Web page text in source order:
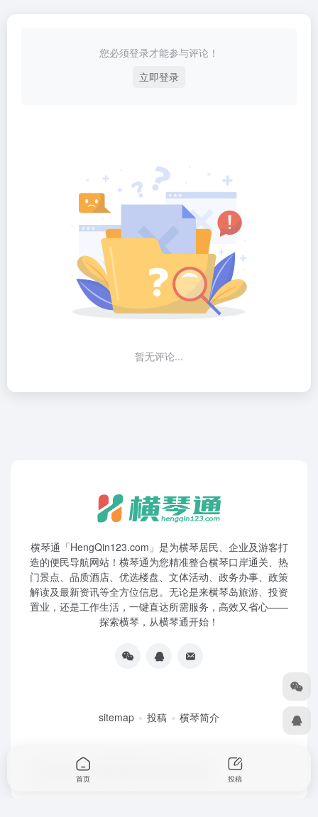
您必须登录才能参与评论！
立即登录
暂无评论...
横琴通「HengQin123.com」是为横琴居民、企业及游客打
造的便民导航网站！横琴通为您精准整合横琴口岸通关、热
门景点、品质酒店、优选楼盘、文体活动、政务办事、政策
解读及最新资讯等全方位信息。无论是来横琴岛旅游、投资
置业，还是工作生活，一键直达所需服务，高效又省心——
探索横琴，从横琴通开始！
sitemap 投稿 横琴简介
Copyright © 2026
首页 投稿